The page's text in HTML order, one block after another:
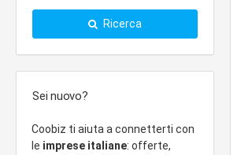
Ricerca
Sei nuovo?
Coobiz ti aiuta a connetterti con
le imprese italiane: offerte,